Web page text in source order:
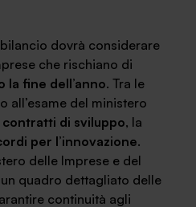
dovrà considerare
che rischiano di
fine dell’anno. Tra le
all’esame del ministero
contratti di sviluppo, la
per l’innovazione.
delle Imprese e del
quadro dettagliato delle
continuità agli